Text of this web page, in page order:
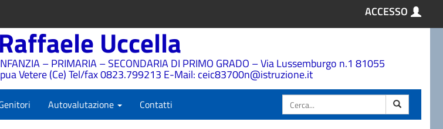
ACCESSO
Uccella
– PRIMARIA – SECONDARIA DI PRIMO GRADO – Via Lussemburgo n.1 81055
Vetere (Ce) Tel/fax 0823.799213 E-Mail: ceic83700n@istruzione.it
Cerca
Autovalutazione Contatti